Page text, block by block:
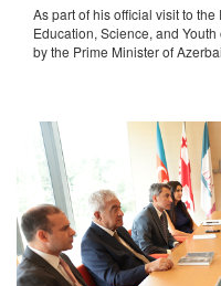
As part of his official visit to
Education, Science, and
by the Prime Minister of